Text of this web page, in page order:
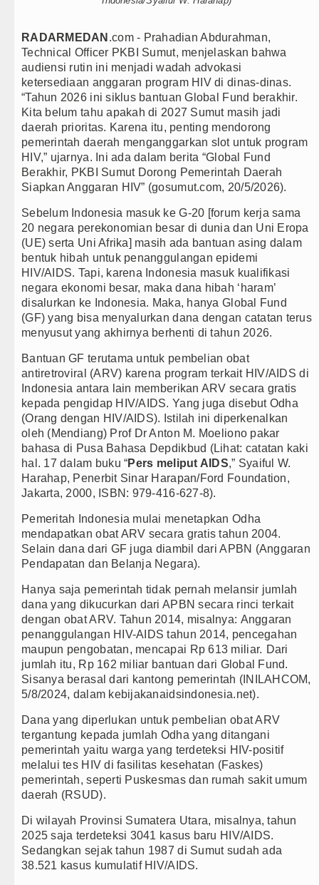
Wabup Deli Serdang Lantik 25 Pejabat, Tekankan
Ketua GRIB Jaya Labuhanbatu Gelar Turnamen
Gubernur Bobby Nasution Minta Kepala Daerah se-
Rico Waas : Kemerdekaan Harus Dirasakan
Kurang dari 6 Jam, Polsek Kotarih Ringkus Pelaku
Manchester City vs Atletico Madrid Persahabatan
Serapan Anggaran Terendah, Inspektorat Soroti
Gubernur Bobby Nasution Siapkan Rumah Produksi
Kapolda Sumut Rombak Puluhan Jabatan
Wabup Deli Serdang Lantik 25 Pejabat, Tekankan
Ketua GRIB Jaya Labuhanbatu Gelar Turnamen
Gubernur Bobby Nasution Minta Kepala Daerah se-
RADARMEDAN .com - Prahadian Abdurahman,
Technical Officer PKBI Sumut, menjelaskan bahwa
audiensi rutin ini menjadi wadah advokasi
ketersediaan anggaran program HIV di dinas-dinas.
“Tahun 2026 ini siklus bantuan Global Fund berakhir.
Kita belum tahu apakah di 2027 Sumut masih jadi
daerah prioritas. Karena itu, penting mendorong
pemerintah daerah menganggarkan slot untuk program
HIV,” ujarnya. Ini ada dalam berita “Global Fund
Berakhir, PKBI Sumut Dorong Pemerintah Daerah
Siapkan Anggaran HIV” (gosumut.com, 20/5/2026).
Sebelum Indonesia masuk ke G-20 [forum kerja sama
20 negara perekonomian besar di dunia dan Uni Eropa
(UE) serta Uni Afrika] masih ada bantuan asing dalam
bentuk hibah untuk penanggulangan epidemi
HIV/AIDS. Tapi, karena Indonesia masuk kualifikasi
negara ekonomi besar, maka dana hibah ‘haram’
disalurkan ke Indonesia. Maka, hanya Global Fund
(GF) yang bisa menyalurkan dana dengan catatan terus
menyusut yang akhirnya berhenti di tahun 2026.
Bantuan GF terutama untuk pembelian obat
antiretroviral (ARV) karena program terkait HIV/AIDS di
Indonesia antara lain memberikan ARV secara gratis
kepada pengidap HIV/AIDS. Yang juga disebut Odha
(Orang dengan HIV/AIDS). Istilah ini diperkenalkan
oleh (Mendiang) Prof Dr Anton M. Moeliono pakar
bahasa di Pusa Bahasa Depdikbud (Lihat: catatan kaki
hal. 17 dalam buku “Pers meliput AIDS,” Syaiful W.
Harahap, Penerbit Sinar Harapan/Ford Foundation,
Jakarta, 2000, ISBN: 979-416-627-8).
Pemeritah Indonesia mulai menetapkan Odha
mendapatkan obat ARV secara gratis tahun 2004.
Selain dana dari GF juga diambil dari APBN (Anggaran
Pendapatan dan Belanja Negara).
Hanya saja pemerintah tidak pernah melansir jumlah
dana yang dikucurkan dari APBN secara rinci terkait
dengan obat ARV. Tahun 2014, misalnya: Anggaran
penanggulangan HIV-AIDS tahun 2014, pencegahan
maupun pengobatan, mencapai Rp 613 miliar. Dari
jumlah itu, Rp 162 miliar bantuan dari Global Fund.
Sisanya berasal dari kantong pemerintah (INILAHCOM,
5/8/2024, dalam kebijakanaidsindonesia.net).
Dana yang diperlukan untuk pembelian obat ARV
tergantung kepada jumlah Odha yang ditangani
pemerintah yaitu warga yang terdeteksi HIV-positif
melalui tes HIV di fasilitas kesehatan (Faskes)
pemerintah, seperti Puskesmas dan rumah sakit umum
daerah (RSUD).
Di wilayah Provinsi Sumatera Utara, misalnya, tahun
2025 saja terdeteksi 3041 kasus baru HIV/AIDS.
Sedangkan sejak tahun 1987 di Sumut sudah ada
38.521 kasus kumulatif HIV/AIDS.